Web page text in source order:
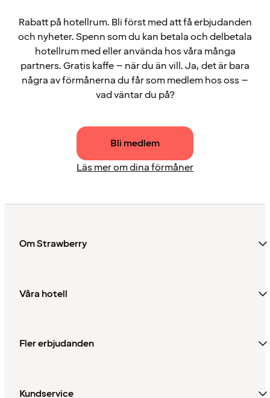
Rabatt på hotellrum. Bli först med att få erbjudanden
och nyheter. Spenn som du kan betala och delbetala
hotellrum med eller använda hos våra många
partners. Gratis kaffe – när du än vill. Ja, det är bara
några av förmånerna du får som medlem hos oss –
vad väntar du på?
Bli medlem
Läs mer om dina förmåner
Om Strawberry
Våra hotell
Fler erbjudanden
Kundservice